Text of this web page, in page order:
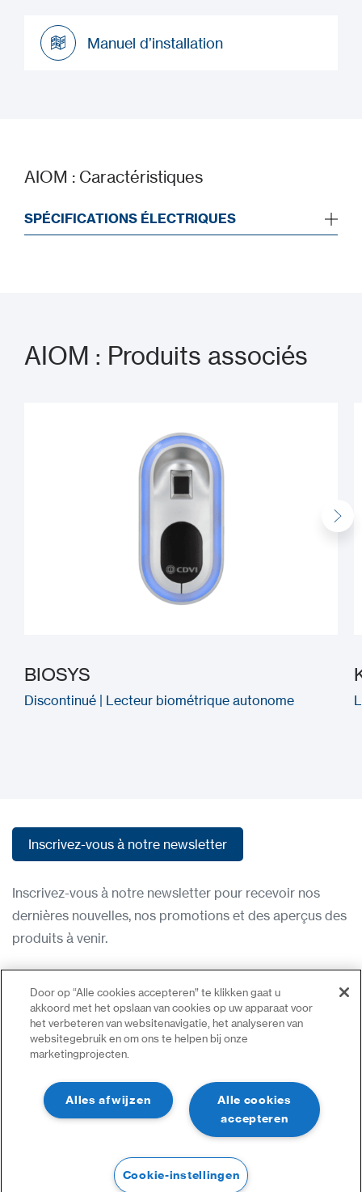
Manuel d’installation
AIOM : Caractéristiques
SPÉCIFICATIONS ÉLECTRIQUES
AIOM : Produits associés
BIOSYS
Discontinué | Lecteur biométrique autonome
Inscrivez-vous à notre newsletter
Inscrivez-vous à notre newsletter pour recevoir nos
dernières nouvelles, nos promotions et des aperçus des
produits à venir.
Condititions d'utilisation
Politique de confidentialité
Nous contacter
Se connecter
Plan du site
©2023 Tous droits réservés | CDVI
Door op “Alle cookies accepteren” te klikken gaat u
akkoord met het opslaan van cookies op uw apparaat voor
het verbeteren van websitenavigatie, het analyseren van
websitegebruik en om ons te helpen bij onze
marketingprojecten.
Alle cookies
accepteren
Alles afwijzen
Cookie-instellingen